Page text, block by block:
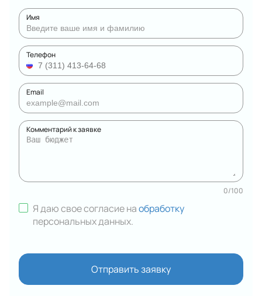
Имя
Телефон
Email
Комментарий к заявке
0/100
Я даю свое согласие наобработку
персональных данных.
Отправить заявку